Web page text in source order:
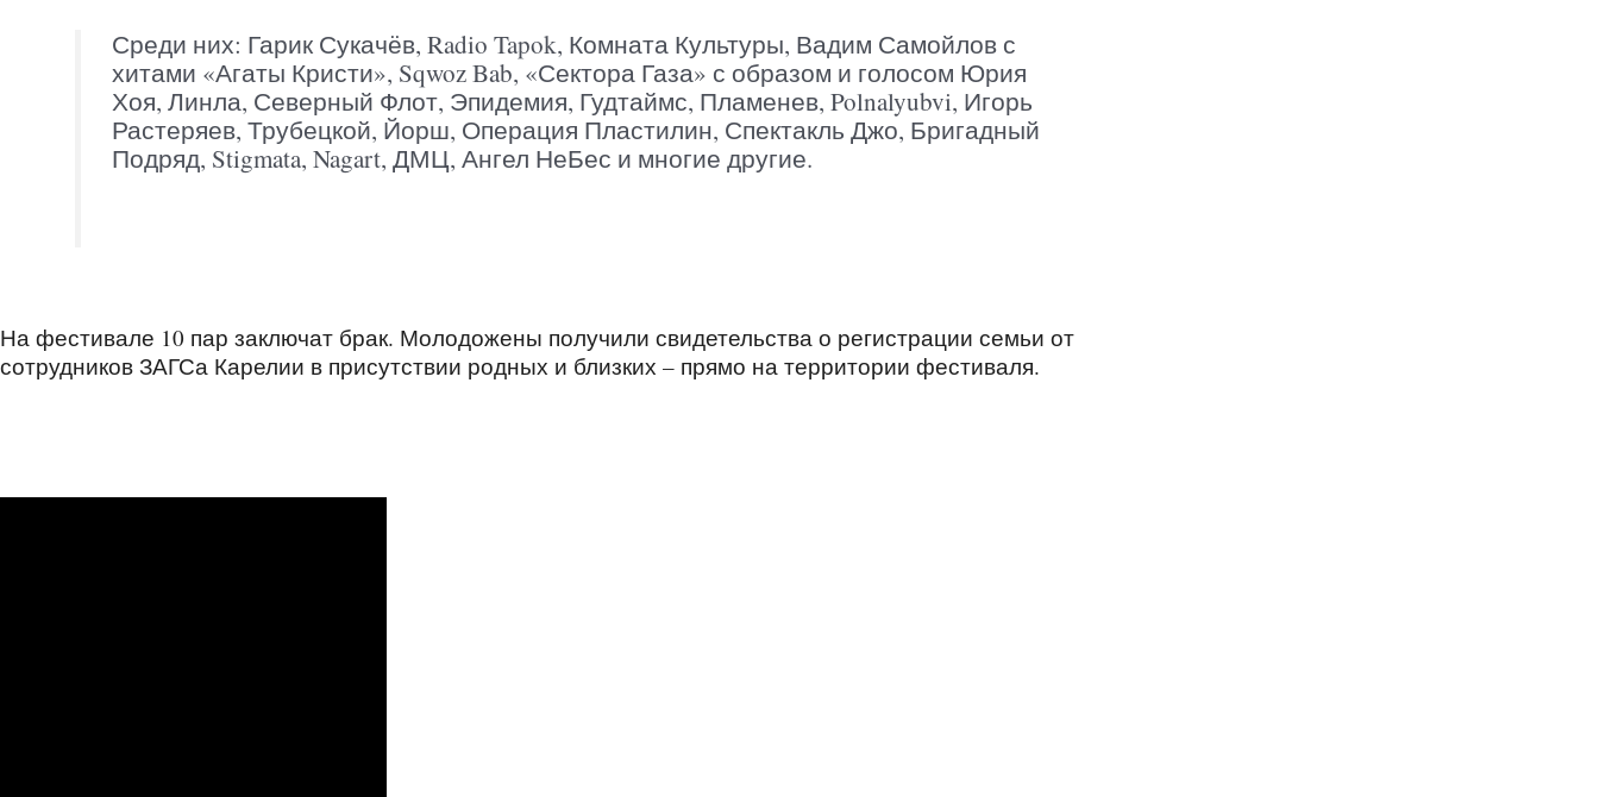
Среди них: Гарик Сукачёв, Radio Tapok, Комната Культуры, Вадим Самойлов с
хитами «Агаты Кристи», Sqwoz Bab, «Сектора Газа» с образом и голосом Юрия
Хоя, Линла, Северный Флот, Эпидемия, Гудтаймс, Пламенев, Polnalyubvi, Игорь
Растеряев, Трубецкой, Йорш, Операция Пластилин, Спектакль Джо, Бригадный
Подряд, Stigmata, Nagart, ДМЦ, Ангел НеБес и многие другие.
На фестивале 10 пар заключат брак. Молодожены получили свидетельства о регистрации семьи от
сотрудников ЗАГСа Карелии в присутствии родных и близких – прямо на территории фестиваля.